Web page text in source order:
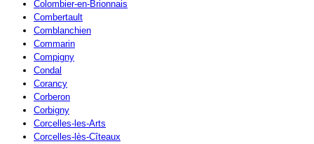
Colombier-en-Brionnais
Combertault
Comblanchien
Commarin
Compigny
Condal
Corancy
Corberon
Corbigny
Corcelles-les-Arts
Corcelles-lès-Cîteaux